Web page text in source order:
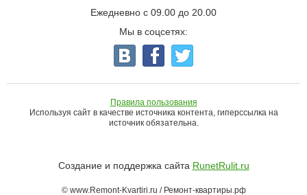
Ежедневно с 09.00 до 20.00
Мы в соцсетях:
Правила пользования
Используя сайт в качестве источника контента, гиперссылка на
источник обязательна.
Создание и поддержка сайта RunetRulit.ru
© www.Remont-Kvartiri.ru / Ремонт-квартиры.рф